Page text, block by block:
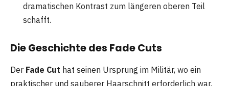
dramatischen Kontrast zum längeren oberen Teil
schafft.
Die Geschichte des Fade Cuts
Der Fade Cut hat seinen Ursprung im Militär, wo ein
praktischer und sauberer Haarschnitt erforderlich war.